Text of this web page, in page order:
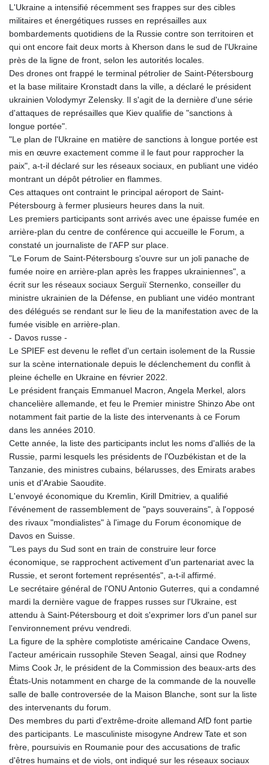
L'Ukraine a intensifié récemment ses frappes sur des cibles
militaires et énergétiques russes en représailles aux
bombardements quotidiens de la Russie contre son territoiren et
qui ont encore fait deux morts à Kherson dans le sud de l'Ukraine
près de la ligne de front, selon les autorités locales.
Des drones ont frappé le terminal pétrolier de Saint-Pétersbourg
et la base militaire Kronstadt dans la ville, a déclaré le président
ukrainien Volodymyr Zelensky. Il s'agit de la dernière d'une série
d'attaques de représailles que Kiev qualifie de "sanctions à
longue portée".
"Le plan de l'Ukraine en matière de sanctions à longue portée est
mis en œuvre exactement comme il le faut pour rapprocher la
paix", a-t-il déclaré sur les réseaux sociaux, en publiant une vidéo
montrant un dépôt pétrolier en flammes.
Ces attaques ont contraint le principal aéroport de Saint-
Pétersbourg à fermer plusieurs heures dans la nuit.
Les premiers participants sont arrivés avec une épaisse fumée en
arrière-plan du centre de conférence qui accueille le Forum, a
constaté un journaliste de l'AFP sur place.
"Le Forum de Saint-Pétersbourg s'ouvre sur un joli panache de
fumée noire en arrière-plan après les frappes ukrainiennes", a
écrit sur les réseaux sociaux Serguiï Sternenko, conseiller du
ministre ukrainien de la Défense, en publiant une vidéo montrant
des délégués se rendant sur le lieu de la manifestation avec de la
fumée visible en arrière-plan.
- Davos russe -
Le SPIEF est devenu le reflet d'un certain isolement de la Russie
sur la scène internationale depuis le déclenchement du conflit à
pleine échelle en Ukraine en février 2022.
Le président français Emmanuel Macron, Angela Merkel, alors
chancelière allemande, et feu le Premier ministre Shinzo Abe ont
notamment fait partie de la liste des intervenants à ce Forum
dans les années 2010.
Cette année, la liste des participants inclut les noms d'alliés de la
Russie, parmi lesquels les présidents de l'Ouzbékistan et de la
Tanzanie, des ministres cubains, bélarusses, des Emirats arabes
unis et d'Arabie Saoudite.
L'envoyé économique du Kremlin, Kirill Dmitriev, a qualifié
l'événement de rassemblement de "pays souverains", à l'opposé
des rivaux "mondialistes" à l'image du Forum économique de
Davos en Suisse.
"Les pays du Sud sont en train de construire leur force
économique, se rapprochent activement d'un partenariat avec la
Russie, et seront fortement représentés", a-t-il affirmé.
Le secrétaire général de l'ONU Antonio Guterres, qui a condamné
mardi la dernière vague de frappes russes sur l'Ukraine, est
attendu à Saint-Pétersbourg et doit s'exprimer lors d'un panel sur
l'environnement prévu vendredi.
La figure de la sphère complotiste américaine Candace Owens,
l'acteur américain russophile Steven Seagal, ainsi que Rodney
Mims Cook Jr, le président de la Commission des beaux-arts des
États-Unis notamment en charge de la commande de la nouvelle
salle de balle controversée de la Maison Blanche, sont sur la liste
des intervenants du forum.
Des membres du parti d'extrême-droite allemand AfD font partie
des participants. Le masculiniste misogyne Andrew Tate et son
frère, poursuivis en Roumanie pour des accusations de trafic
d'êtres humains et de viols, ont indiqué sur les réseaux sociaux